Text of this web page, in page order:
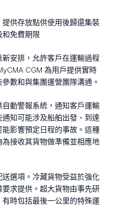
提供存放點供使用後歸還集裝
免費期限
安排，允許客戶在運輸過程
CGM 為用戶提供實時
數和與集團運營團隊溝通。
動警報系統，通知客戶運輸
知可能涉及船舶出發、到達
影響預定日程的事故。這種
接收其貨物做準備並相應地
選項。冷藏貨物受益於強化
求提供。超大貨物由事先研
時包括最後一公里的特殊運